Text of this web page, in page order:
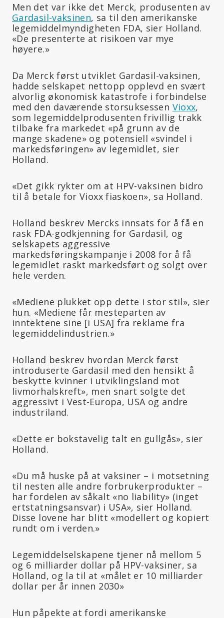
Men det var ikke det Merck, produsenten av
Gardasil-vaksinen, sa til den amerikanske
legemiddelmyndigheten FDA, sier Holland.
«De presenterte at risikoen var mye
høyere.»
Da Merck først utviklet Gardasil-vaksinen,
hadde selskapet nettopp opplevd en svært
alvorlig økonomisk katastrofe i forbindelse
med den daværende storsuksessen Vioxx,
som legemiddelprodusenten frivillig trakk
tilbake fra markedet «på grunn av de
mange skadene» og potensiell «svindel i
markedsføringen» av legemidlet, sier
Holland.
«Det gikk rykter om at HPV-vaksinen bidro
til å betale for Vioxx fiaskoen», sa Holland.
Holland beskrev Mercks innsats for å få en
rask FDA-godkjenning for Gardasil, og
selskapets aggressive
markedsføringskampanje i 2008 for å få
legemidlet raskt markedsført og solgt over
hele verden.
«Mediene plukket opp dette i stor stil», sier
hun. «Mediene får mesteparten av
inntektene sine [i USA] fra reklame fra
legemiddelindustrien.»
Holland beskrev hvordan Merck først
introduserte Gardasil med den hensikt å
beskytte kvinner i utviklingsland mot
livmorhalskreft», men snart solgte det
aggressivt i Vest-Europa, USA og andre
industriland.
«Dette er bokstavelig talt en gullgås», sier
Holland.
«Du må huske på at vaksiner – i motsetning
til nesten alle andre forbrukerprodukter –
har fordelen av såkalt «no liability» (inget
ertstatningsansvar) i USA», sier Holland.
Disse lovene har blitt «modellert og kopiert
rundt om i verden.»
Legemiddelselskapene tjener nå mellom 5
og 6 milliarder dollar på HPV-vaksiner, sa
Holland, og la til at «målet er 10 milliarder
dollar per år innen 2030»
Hun påpekte at fordi amerikanske